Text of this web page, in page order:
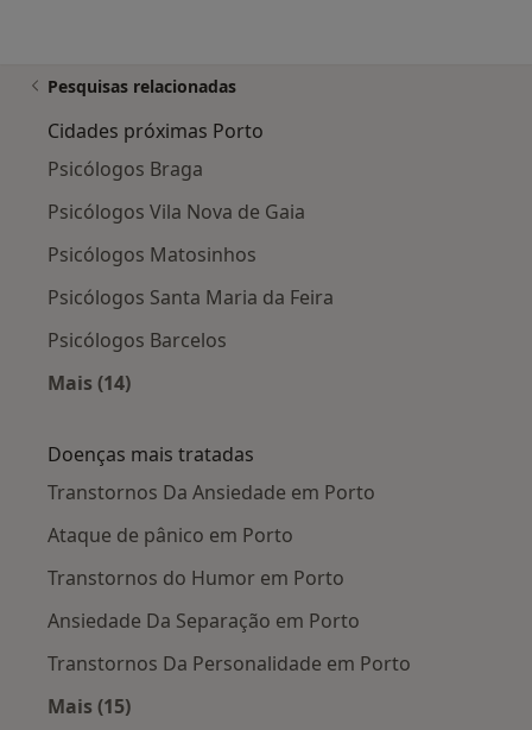
Pesquisas relacionadas
Cidades próximas Porto
Psicólogos Braga
Psicólogos Vila Nova de Gaia
Psicólogos Matosinhos
Psicólogos Santa Maria da Feira
Psicólogos Barcelos
Mais (14)
Doenças mais tratadas
Transtornos Da Ansiedade em Porto
Ataque de pânico em Porto
Transtornos do Humor em Porto
Ansiedade Da Separação em Porto
Transtornos Da Personalidade em Porto
Mais (15)